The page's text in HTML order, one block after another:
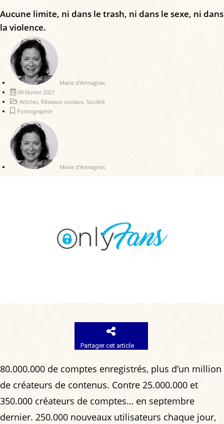
Aucune limite, ni dans le trash, ni dans le sexe, ni dans
la violence.
Marie d'Armagnac
09 février 2021
Articles, Réseaux sociaux, Société
Pornographie
Marie d'Armagnac
Partager cet article
80.000.000 de comptes enregistrés, plus d’un million
de créateurs de contenus. Contre 25.000.000 et
350.000 créateurs de comptes… en septembre
dernier. 250.000 nouveaux utilisateurs chaque jour,